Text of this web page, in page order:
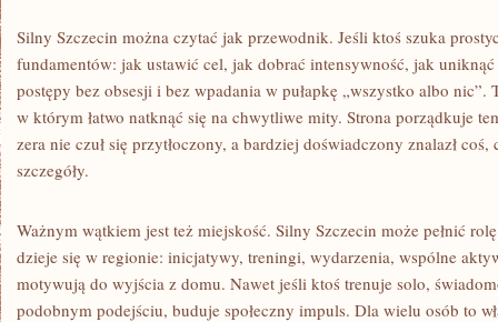
Silny Szczecin można czytać jak przewodnik. Jeśli ktoś szuka
fundamentów: jak ustawić cel, jak dobrać intensywność, jak
postępy bez obsesji i bez wpadania w pułapkę „wszystko albo nic”.
w którym łatwo natknąć się na chwytliwe mity. Strona porządkuje
zera nie czuł się przytłoczony, a bardziej doświadczony znalazł
szczegóły.
Ważnym wątkiem jest też miejskość. Silny Szczecin może pełnić
dzieje się w regionie: inicjatywy, treningi, wydarzenia, wspólne
motywują do wyjścia z domu. Nawet jeśli ktoś trenuje solo,
podobnym podejściu, buduje społeczny impuls. Dla wielu osób to